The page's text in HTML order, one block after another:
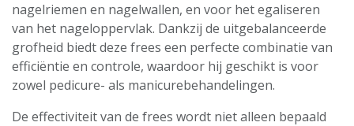
nagelriemen en nagelwallen, en voor het egaliseren
van het nageloppervlak. Dankzij de uitgebalanceerde
grofheid biedt deze frees een perfecte combinatie van
efficiëntie en controle, waardoor hij geschikt is voor
zowel pedicure- als manicurebehandelingen.
De effectiviteit van de frees wordt niet alleen bepaald